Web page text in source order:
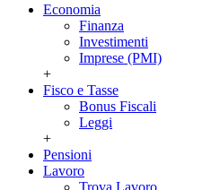
Economia
Finanza
Investimenti
Imprese (PMI)
+
Fisco e Tasse
Bonus Fiscali
Leggi
+
Pensioni
Lavoro
Trova Lavoro